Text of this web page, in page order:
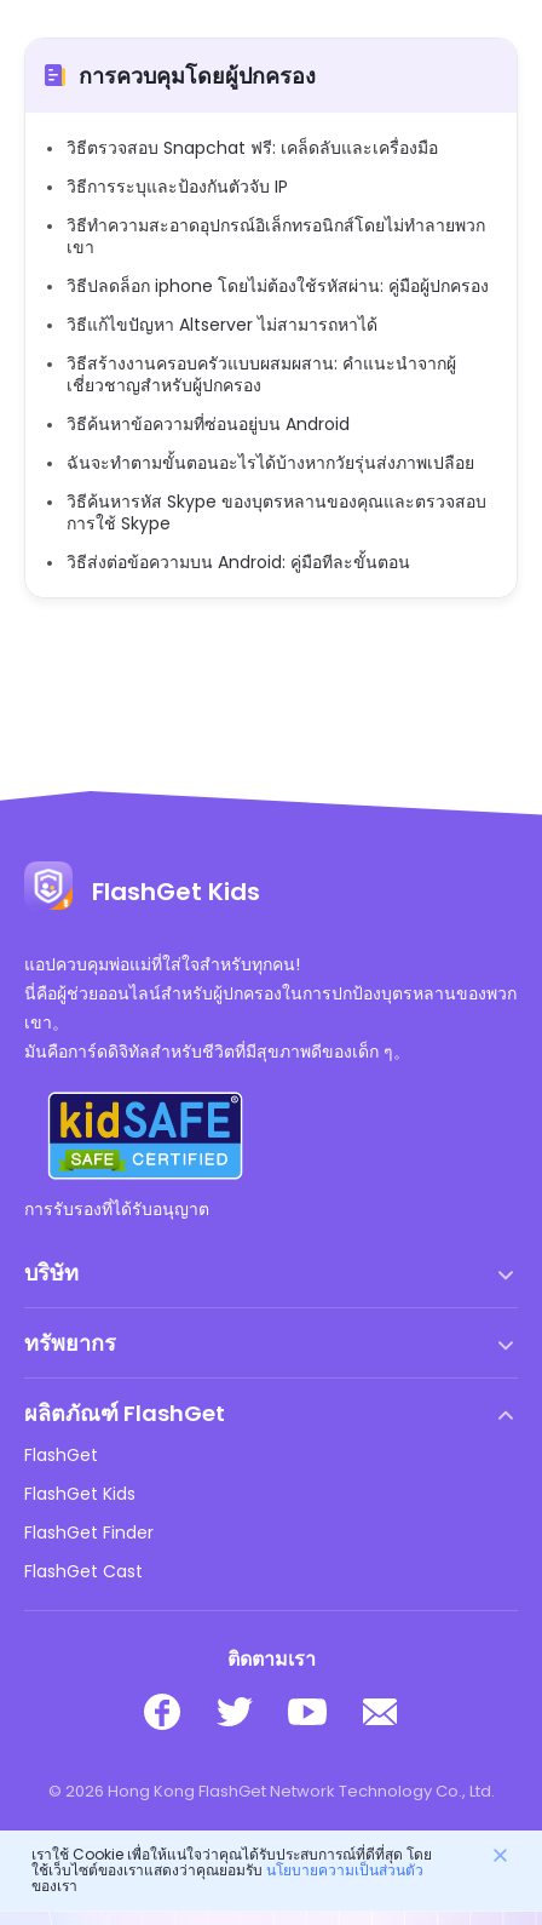
การควบคุมโดยผู้ปกครอง
วิธีตรวจสอบ Snapchat ฟรี: เคล็ดลับและเครื่องมือ
วิธีการระบุและป้องกันตัวจับ IP
วิธีทำความสะอาดอุปกรณ์อิเล็กทรอนิกส์โดยไม่ทำลายพวก
เขา
วิธีปลดล็อก iphone โดยไม่ต้องใช้รหัสผ่าน: คู่มือผู้ปกครอง
วิธีแก้ไขปัญหา Altserver ไม่สามารถหาได้
วิธีสร้างงานครอบครัวแบบผสมผสาน: คำแนะนำจากผู้
เชี่ยวชาญสำหรับผู้ปกครอง
วิธีค้นหาข้อความที่ซ่อนอยู่บน Android
ฉันจะทำตามขั้นตอนอะไรได้บ้างหากวัยรุ่นส่งภาพเปลือย
วิธีค้นหารหัส Skype ของบุตรหลานของคุณและตรวจสอบ
การใช้ Skype
วิธีส่งต่อข้อความบน Android: คู่มือทีละขั้นตอน
FlashGet Kids
แอปควบคุมพ่อแม่ที่ใส่ใจสำหรับทุกคน!
นี่คือผู้ช่วยออนไลน์สำหรับผู้ปกครองในการปกป้องบุตรหลานของพวก
เขา。
มันคือการ์ดดิจิทัลสำหรับชีวิตที่มีสุขภาพดีของเด็ก ๆ。
การรับรองที่ได้รับอนุญาต
บริษัท
นโยบาย DMCA
นโยบายความเป็นส่วนตัว
นโยบายการโฆษณา
อย่าขายข้อมูลของฉัน
ทรัพยากร
ความปลอดภัยของเด็กออนไลน์
ดาวน์โหลด
ผลิตภัณฑ์ FlashGet
FlashGet
FlashGet Kids
FlashGet Finder
FlashGet Cast
ติดตามเรา
© 2026 Hong Kong FlashGet Network Technology Co., Ltd.
เราใช้ Cookie เพื่อให้แน่ใจว่าคุณได้รับประสบการณ์ที่ดีที่สุด โดย
ใช้เว็บไซต์ของเราแสดงว่าคุณยอมรับ นโยบายความเป็นส่วนตัว
ของเรา